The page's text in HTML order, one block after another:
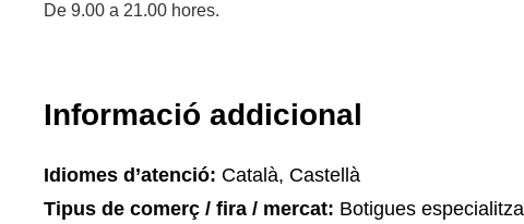
De 9.00 a 21.00 hores.
Informació addicional
Idiomes d’atenció: Català, Castellà
Tipus de comerç / fira / mercat: Botigues